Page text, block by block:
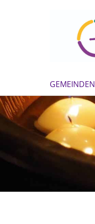
GEMEINDEN